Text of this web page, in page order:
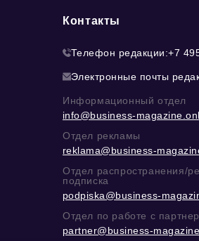
Контакты
Телефон редакции:+7
Электронные почты
Информационный отдел
info@business-
Отдел рекламы
reklama@business-
Отдел распространения/
подписка
podpiska@business-
Отдел по работе с
partner@business-